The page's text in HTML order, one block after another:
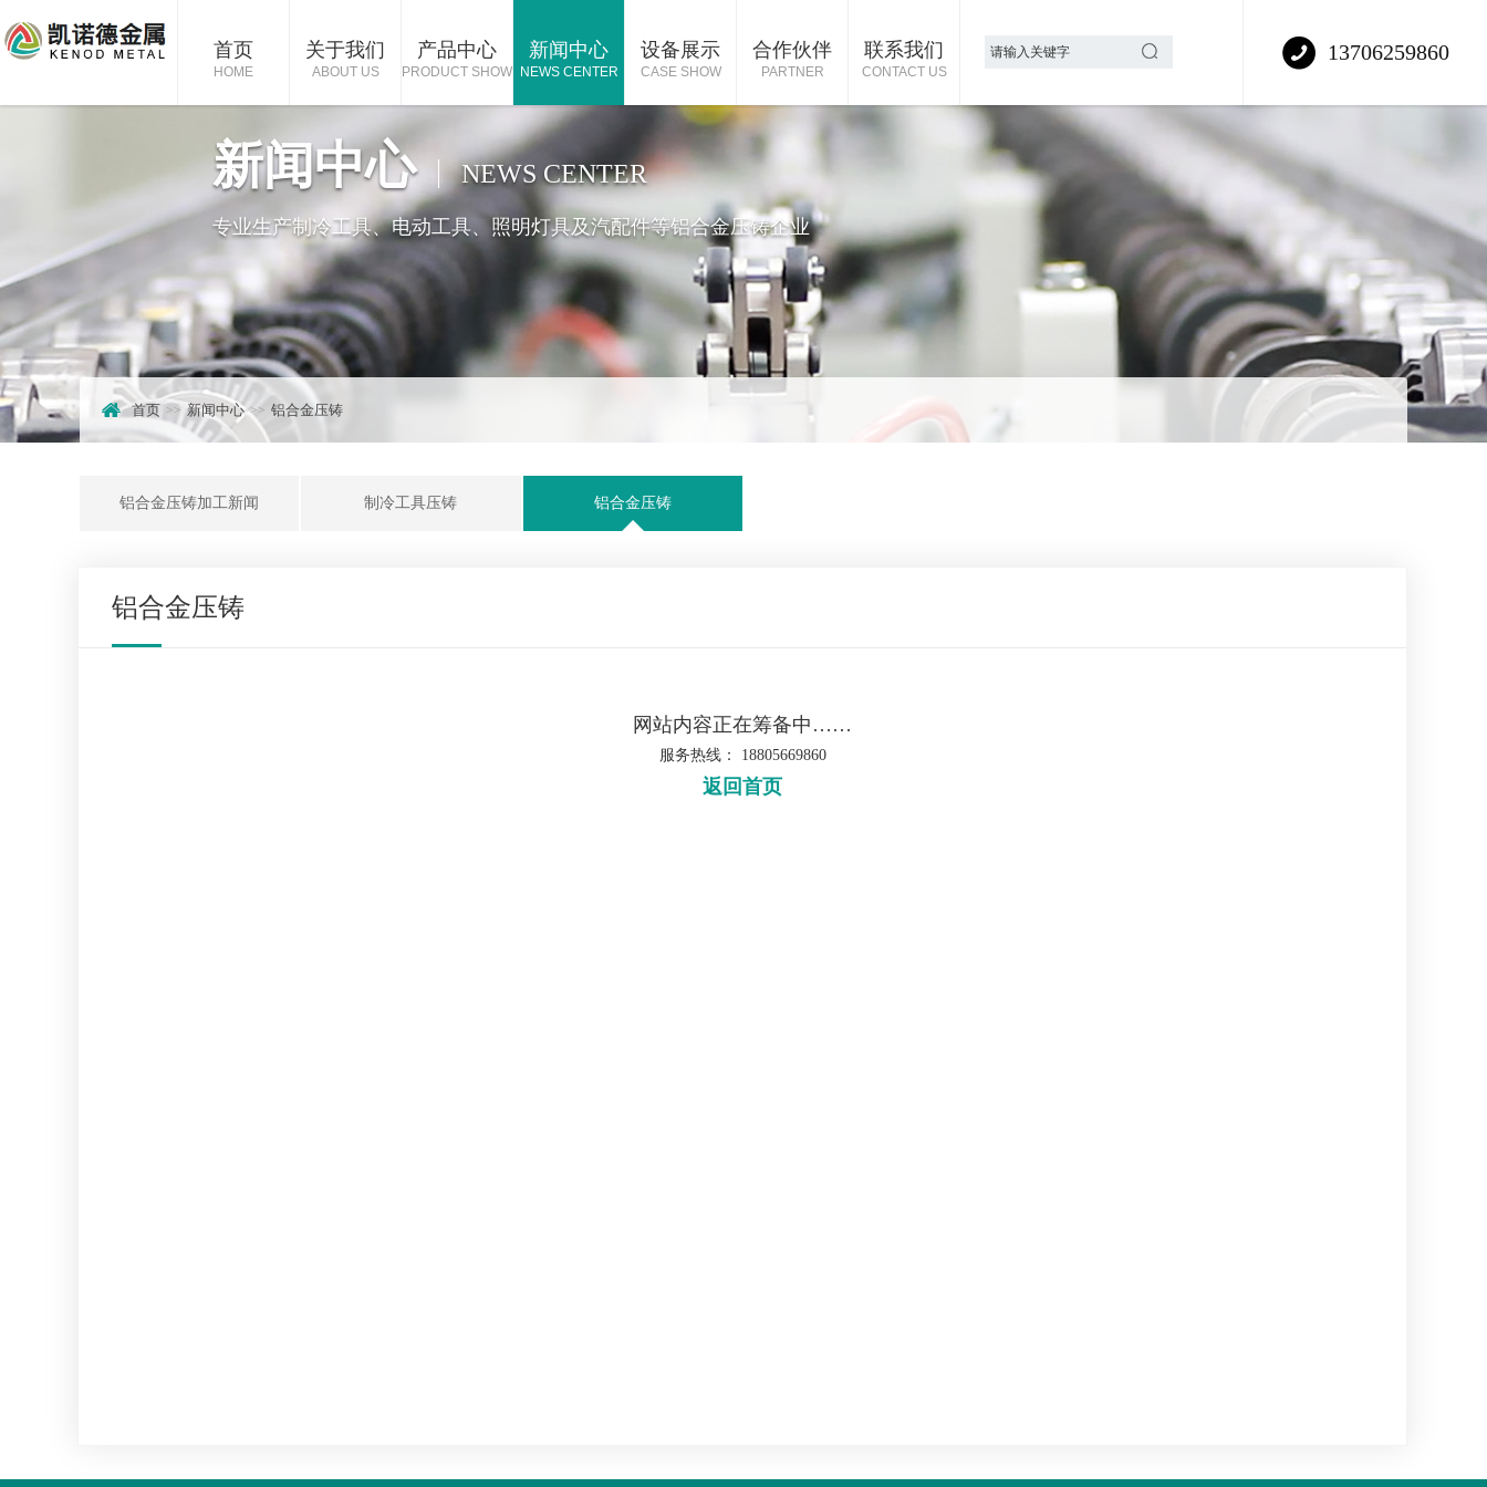
首页
HOME
关于我们
ABOUT US
产品中心
PRODUCT SHOW
新闻中心
NEWS CENTER
设备展示
CASE SHOW
合作伙伴
PARTNER
联系我们
CONTACT US
13706259860
新闻中心 NEWS CENTER
专业生产制冷工具、电动工具、照明灯具及汽配件等铝合金压铸企业
首页 新闻中心 铝合金压铸
铝合金压铸加工新闻 制冷工具压铸 铝合金压铸
铝合金压铸
网站内容正在筹备中……
服务热线： 18805669860
返回首页